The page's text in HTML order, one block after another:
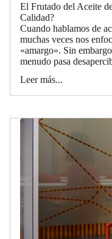
El Frutado del Aceite
Calidad?
Cuando hablamos de
muchas veces nos
«amargo». Sin
menudo pasa
Leer más...